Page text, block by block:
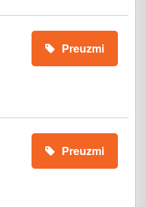
Preuzmi
Preuzmi